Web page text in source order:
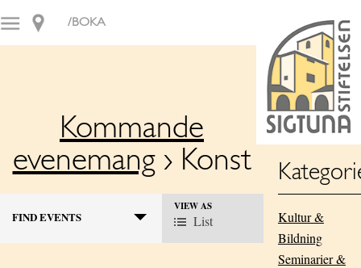
/BOKA
Kommande
evenemang› Konst
FIND EVENTS
E
VIEW AS
List
Kultur &
Bildning
Seminarier &